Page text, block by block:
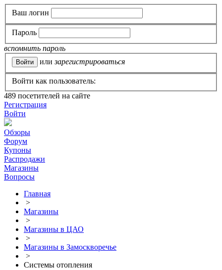
Ваш логин
Пароль
вспомнить пароль
или зарегистрироваться
Войти как пользователь:
489 посетителей на сайте
Регистрация
Войти
Обзоры
Форум
Купоны
Распродажи
Магазины
Вопросы
Главная
>
Магазины
>
Магазины в ЦАО
>
Магазины в Замоскворечье
>
Системы отопления